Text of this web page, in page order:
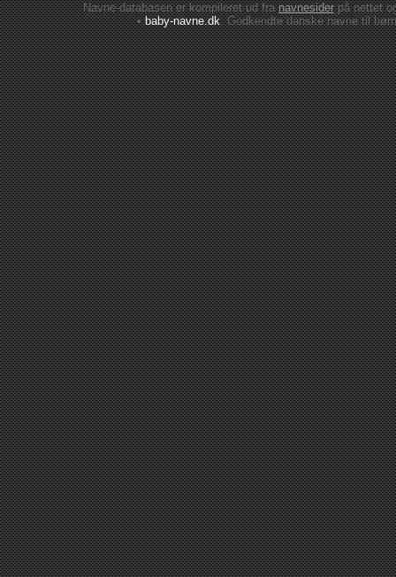
Navne-databasen er kompileret ud franavnesiderpå nettet
•baby-navne.dk: Godkendte danskenavne til børn